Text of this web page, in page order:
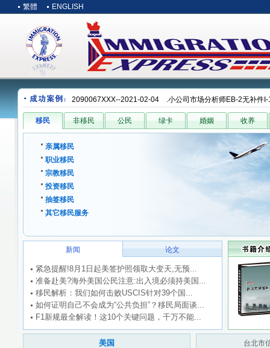
繁體 ENGLISH
份失效，补件七天通过--
移民 非移民 公民 绿卡 婚姻 收养
亲属移民
职业移民
宗教移民
投资移民
抽签移民
其它移民服务
新闻 论文
紧急提醒!8月1日起美签护照领取大变天,无预...
准备赴美?海外美国公民注意:出入境必须持美国...
移民解析：我们如何击败USCIS针对39个国...
如何证明自己不会成为“公共负担”？移民局面谈...
F1新规最全解读！这10个关键问题，千万不能...
美国 台北市